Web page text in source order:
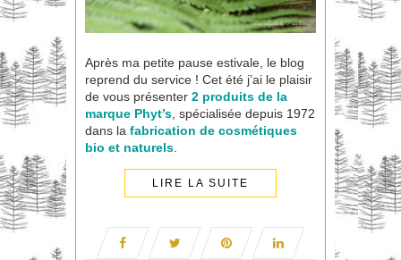
Après ma petite pause estivale, le blog
reprend du service ! Cet été j’ai le plaisir
de vous présenter 2 produits de la
marque Phyt’s , spécialisée depuis 1972
dans la fabrication de cosmétiques
bio et naturels
LIRE LA SUITE